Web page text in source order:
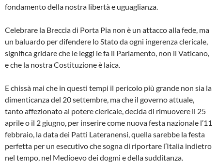
fondamento della nostra libertà e uguaglianza.
Celebrare la Breccia di Porta Pia non è un attacco alla fede, ma
un baluardo per difendere lo Stato da ogni ingerenza clericale,
significa gridare che le leggi le fa il Parlamento, non il Vaticano,
e che la nostra Costituzione è laica.
E chissà mai che in questi tempi il pericolo più grande non sia la
dimenticanza del 20 settembre, ma che il governo attuale,
tanto affezionato al potere clericale, decida di rimuovere il 25
aprile o il 2 giugno, per inserire come nuova festa nazionale l’11
febbraio, la data dei Patti Lateranensi, quella sarebbe la festa
perfetta per un esecutivo che sogna di riportare l’Italia indietro
nel tempo, nel Medioevo dei dogmi e della sudditanza.